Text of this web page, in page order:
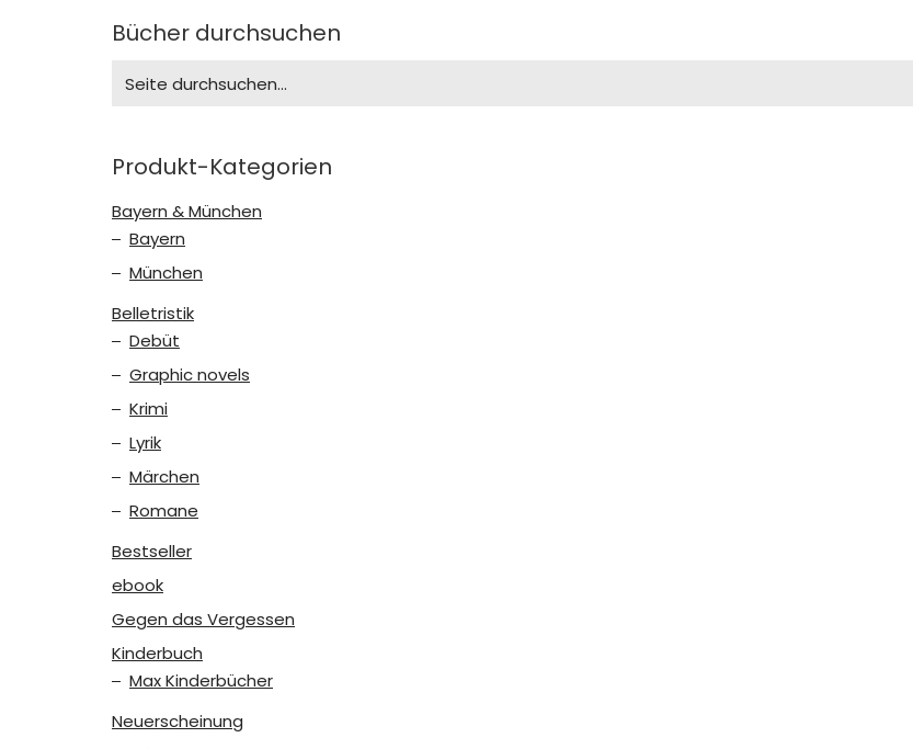
Bücher durchsuchen
for:
Produkt-Kategorien
Bayern & München
Bayern
München
Belletristik
Debüt
Graphic novels
Krimi
Lyrik
Märchen
Romane
Bestseller
ebook
Gegen das Vergessen
Kinderbuch
Max Kinderbücher
Neuerscheinung